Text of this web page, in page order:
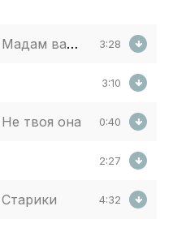
Мадам ваш выход 3:28
3:10
Не твоя она 0:40
2:27
Старики 4:32